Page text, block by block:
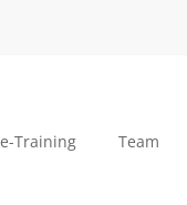
Training Team